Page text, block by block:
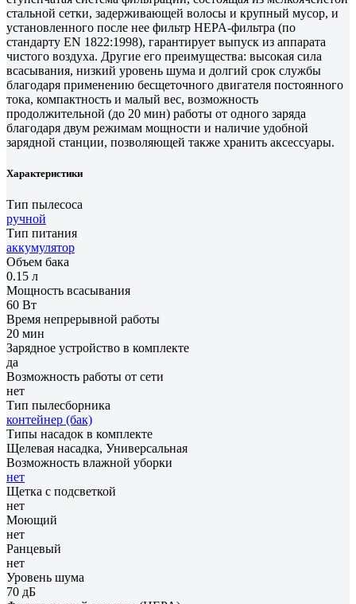
стальной сетки, задерживающей волосы и крупный мусор, и
установленного после нее фильтр HEPA-фильтра (по
стандарту EN 1822:1998), гарантирует выпуск из аппарата
чистого воздуха. Другие его преимущества: высокая сила
всасывания, низкий уровень шума и долгий срок службы
благодаря применению бесщеточного двигателя постоянного
тока, компактность и малый вес, возможность
продолжительной (до 20 мин) работы от одного заряда
благодаря двум режимам мощности и наличие удобной
зарядной станции, позволяющей также хранить аксессуары.
Характеристики
Тип пылесоса
ручной
Тип питания
аккумулятор
Объем бака
0.15 л
Мощность всасывания
60 Вт
Время непрерывной работы
20 мин
Зарядное устройство в комплекте
да
Возможность работы от сети
нет
Тип пылесборника
контейнер (бак)
Типы насадок в комплекте
Щелевая насадка, Универсальная
Возможность влажной уборки
нет
Щетка с подсветкой
нет
Моющий
нет
Ранцевый
нет
Уровень шума
70 дБ